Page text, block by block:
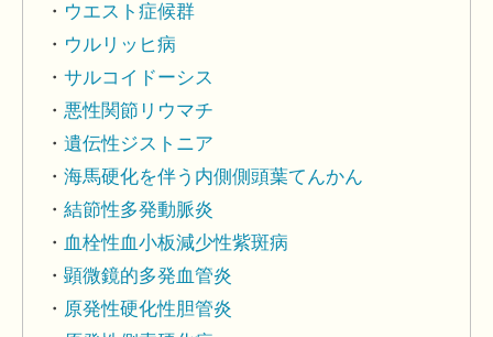
ウエスト症候群
ウルリッヒ病
サルコイドーシス
悪性関節リウマチ
遺伝性ジストニア
海馬硬化を伴う内側側頭葉てんかん
結節性多発動脈炎
血栓性血小板減少性紫斑病
顕微鏡的多発血管炎
原発性硬化性胆管炎